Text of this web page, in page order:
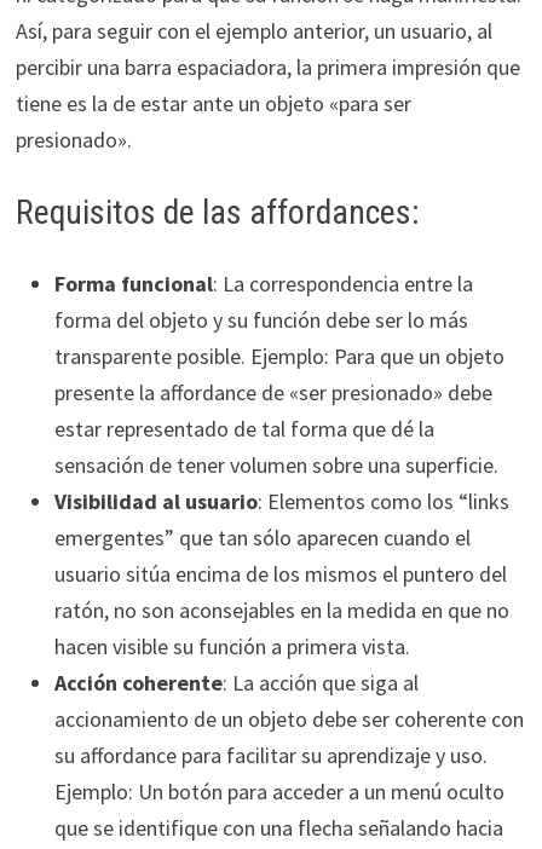
Así, para seguir con el ejemplo anterior, un usuario, al
percibir una barra espaciadora, la primera impresión que
tiene es la de estar ante un objeto «para ser
presionado».
Requisitos de las affordances:
Forma funcional: La correspondencia entre la
forma del objeto y su función debe ser lo más
transparente posible. Ejemplo: Para que un objeto
presente la affordance de «ser presionado» debe
estar representado de tal forma que dé la
sensación de tener volumen sobre una superficie.
Visibilidad al usuario: Elementos como los “links
emergentes” que tan sólo aparecen cuando el
usuario sitúa encima de los mismos el puntero del
ratón, no son aconsejables en la medida en que no
hacen visible su función a primera vista.
Acción coherente: La acción que siga al
accionamiento de un objeto debe ser coherente con
su affordance para facilitar su aprendizaje y uso.
Ejemplo: Un botón para acceder a un menú oculto
que se identifique con una flecha señalando hacia